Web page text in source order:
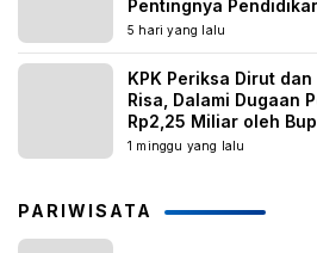
Pentingnya
Perkawinan Anak
5 hari yang lalu
KPK Periksa Dirut
Risa, Dalami Dugaan
Rp2,25 Miliar oleh
1 minggu yang lalu
PARIWISATA